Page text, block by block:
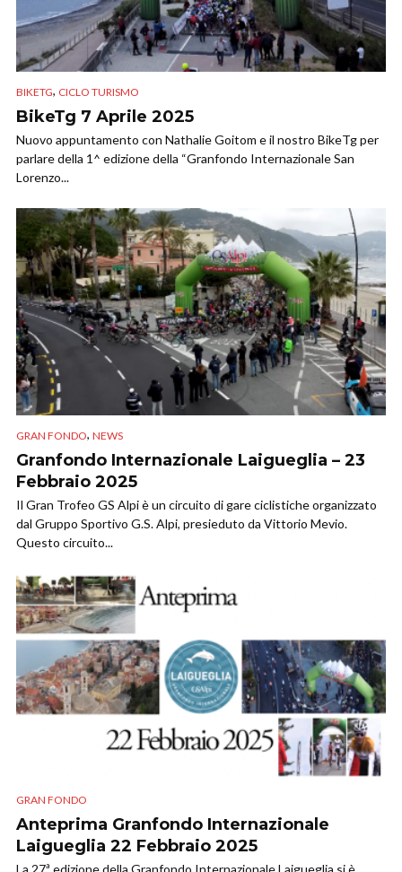
BIKETG, CICLO TURISMO
BikeTg 7 Aprile 2025
Nuovo appuntamento con Nathalie Goitom e il nostro BikeTg per
parlare della 1^ edizione della “Granfondo Internazionale San
Lorenzo...
GRAN FONDO, NEWS
Granfondo Internazionale Laigueglia – 23
Febbraio 2025
​Il Gran Trofeo GS Alpi è un circuito di gare ciclistiche organizzato
dal Gruppo Sportivo G.S. Alpi, presieduto da Vittorio Mevio.
Questo circuito...
GRAN FONDO
Anteprima Granfondo Internazionale
Laigueglia 22 Febbraio 2025